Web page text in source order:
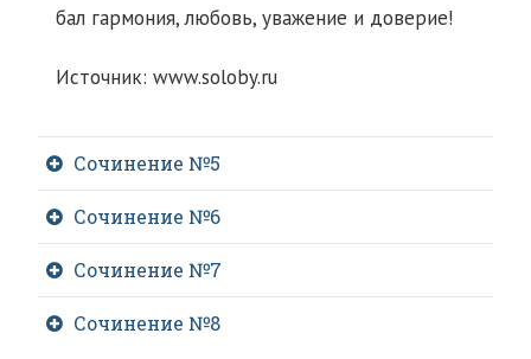
бал гармония, любовь, уважение и доверие!
Источник: www.soloby.ru
Сочинение №5
Сочинение №6
Сочинение №7
Сочинение №8